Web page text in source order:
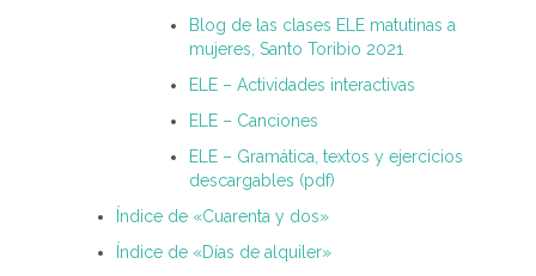
Blog de las clases ELE matutinas a
mujeres, Santo Toribio 2021
ELE – Actividades interactivas
ELE – Canciones
ELE – Gramática, textos y ejercicios
descargables (pdf)
Índice de «Cuarenta y dos»
Índice de «Días de alquiler»